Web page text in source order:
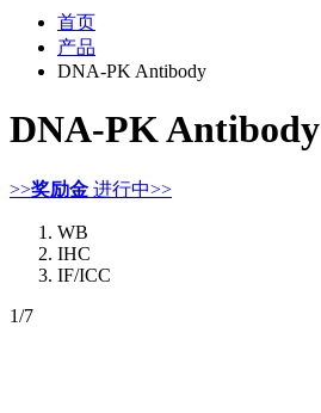
首页
产品
DNA-PK Antibody
DNA-PK Antibody
>>奖励金 进行中>>
WB
IHC
IF/ICC
1/7